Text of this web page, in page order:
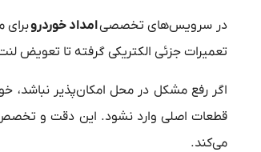
در سرویس‌های تخصصیامداد خوردرو
تعمیرات جزئی الکتریکی گرفته تا
اگر رفع مشکل در محل امکان‌پذیر
قطعات اصلی وارد نشود. این دقت و
می‌کند.